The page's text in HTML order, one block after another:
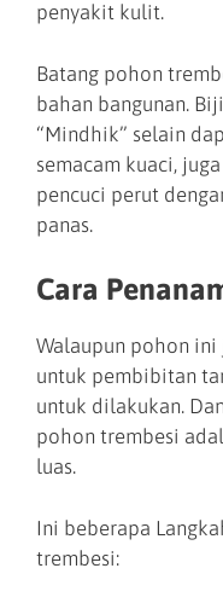
penyakit kulit.
Batang pohon
bahan bangunan.
“Mindhik” selain
semacam kuaci,
pencuci perut
panas.
Cara
Walaupun pohon
untuk pembibitan
untuk dilakukan.
pohon trembesi
luas.
Ini beberapa
trembesi: